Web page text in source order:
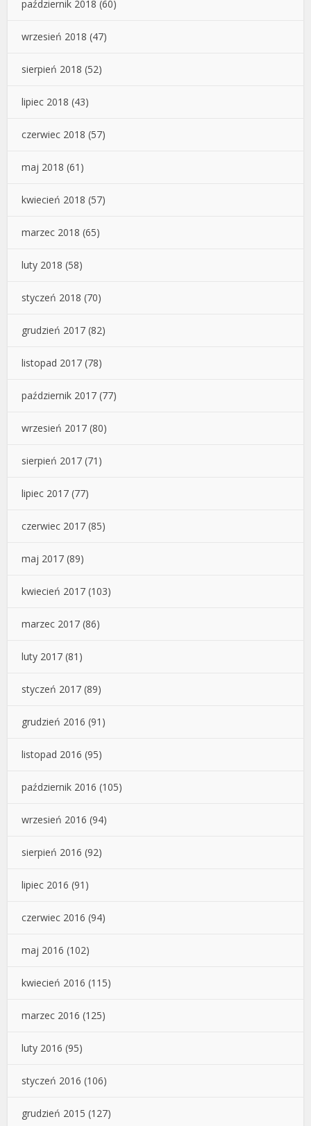
październik 2018 (60)
wrzesień 2018 (47)
sierpień 2018 (52)
lipiec 2018 (43)
czerwiec 2018 (57)
maj 2018 (61)
kwiecień 2018 (57)
marzec 2018 (65)
luty 2018 (58)
styczeń 2018 (70)
grudzień 2017 (82)
listopad 2017 (78)
październik 2017 (77)
wrzesień 2017 (80)
sierpień 2017 (71)
lipiec 2017 (77)
czerwiec 2017 (85)
maj 2017 (89)
kwiecień 2017 (103)
marzec 2017 (86)
luty 2017 (81)
styczeń 2017 (89)
grudzień 2016 (91)
listopad 2016 (95)
październik 2016 (105)
wrzesień 2016 (94)
sierpień 2016 (92)
lipiec 2016 (91)
czerwiec 2016 (94)
maj 2016 (102)
kwiecień 2016 (115)
marzec 2016 (125)
luty 2016 (95)
styczeń 2016 (106)
grudzień 2015 (127)